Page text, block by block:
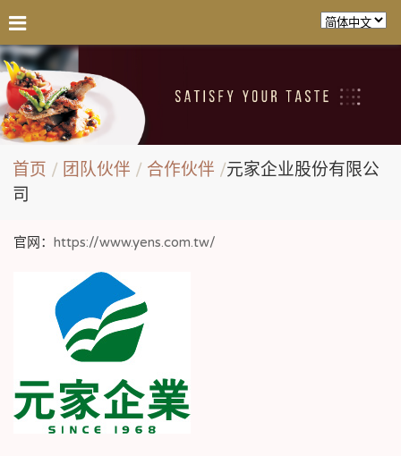
首页 团队伙伴 合作伙伴
元家企业股份有限公
司
官网： https://www.yens.com.tw/